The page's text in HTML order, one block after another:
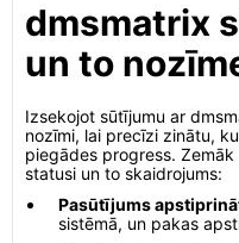
dmsmatrix
un to
Izsekojot sūtījumu ar
nozīmi, lai precīzi zinātu,
piegādes progress.
statusi un to skaidrojums:
Pasūtījums
sistēmā, un pakas